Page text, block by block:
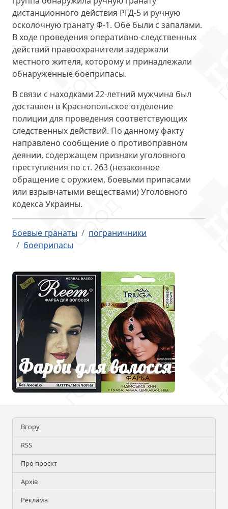
дистанционного действия РГД-5 и ручную
осколочную гранату Ф-1. Обе были с запалами.
В ходе проведения оперативно-следственных
действий правоохранители задержали
местного жителя, которому и принадлежали
обнаруженные боеприпасы.
В связи с находками 22-летний мужчина был
доставлен в Краснопольское отделение
полиции для проведения соответствующих
следственных действий. По данному факту
направлено сообщение о противоправном
деянии, содержащем признаки уголовного
преступления по ст. 263(незаконное
обращение с оружием, боевыми припасами
или взрывчатыми веществами) Уголовного
кодекса Украины.
боевые гранаты
пограничники
боеприпасы
Вгору
RSS
Про проєкт
Архів
Реклама